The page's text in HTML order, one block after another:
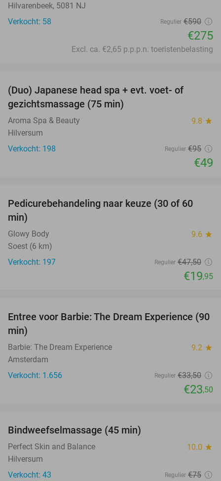
Hilvarenbeek, 5081 NJ
Verkocht: 58
Regulier €590
€275
Excl. ca. €2,65 p.p.p.n. toeristenbelasting
(Duo) Japanese head spa + evt. voet- of
gezichtsmassage (75 min)
Aroma Spa & Beauty 9.8 star
Hilversum
Verkocht: 198
Regulier €95
€49
58%
Pedicurebehandeling naar keuze (30 of 60
min)
Glowy Body 9.6 star
Soest (6 km)
Verkocht: 197
Regulier €47,50
€19,95
30%
Entree voor Barbie: The Dream Experience (90
min)
Barbie: The Dream Experience 9.2 star
Amsterdam
Verkocht: 1.656
Regulier €33,50
€23,50
Bindweefselmassage (45 min)
Perfect Skin and Balance 10.0 star
Hilversum
Verkocht: 43
Regulier €75